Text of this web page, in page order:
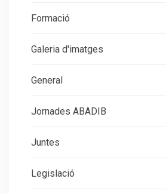
Formació
Galeria d'imatges
General
Jornades ABADIB
Juntes
Legislació